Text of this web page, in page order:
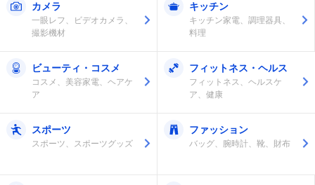
カメラ
一眼レフ、ビデオカメラ、
撮影機材
キッチン
キッチン家電、調理器具、
料理
ビューティ・コスメ
コスメ、美容家電、ヘアケ
ア
フィットネス・ヘルス
フィットネス、ヘルスケ
ア、健康
スポーツ
スポーツ、スポーツグッズ
ファッション
バッグ、腕時計、靴、財布